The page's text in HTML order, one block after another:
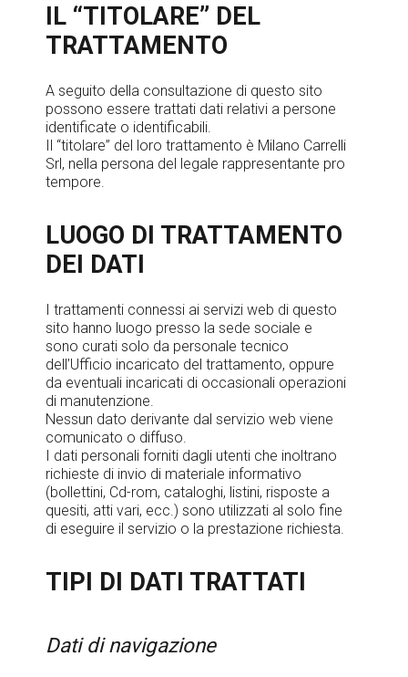
IL “TITOLARE” DEL
TRATTAMENTO
A seguito della consultazione di questo sito
possono essere trattati dati relativi a persone
identificate o identificabili.
Il “titolare” del loro trattamento è Milano Carrelli
Srl, nella persona del legale rappresentante pro
tempore.
LUOGO DI TRATTAMENTO
DEI DATI
I trattamenti connessi ai servizi web di questo
sito hanno luogo presso la sede sociale e
sono curati solo da personale tecnico
dell’Ufficio incaricato del trattamento, oppure
da eventuali incaricati di occasionali operazioni
di manutenzione.
Nessun dato derivante dal servizio web viene
comunicato o diffuso.
I dati personali forniti dagli utenti che inoltrano
richieste di invio di materiale informativo
(bollettini, Cd-rom, cataloghi, listini, risposte a
quesiti, atti vari, ecc.) sono utilizzati al solo fine
di eseguire il servizio o la prestazione richiesta.
TIPI DI DATI TRATTATI
Dati di navigazione